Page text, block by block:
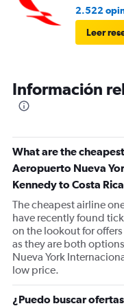
2.522
Leer
Información
What are the
Aeropuerto Nueva
Kennedy to Costa
The cheapest airline
have recently found
on the lookout for
as they are both
Nueva York
low price.
¿Puedo buscar